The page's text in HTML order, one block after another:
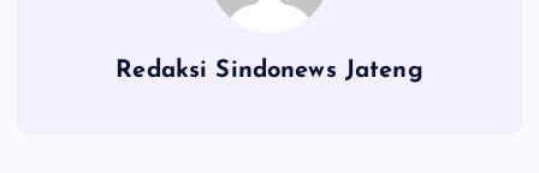
Redaksi Sindonews Jateng